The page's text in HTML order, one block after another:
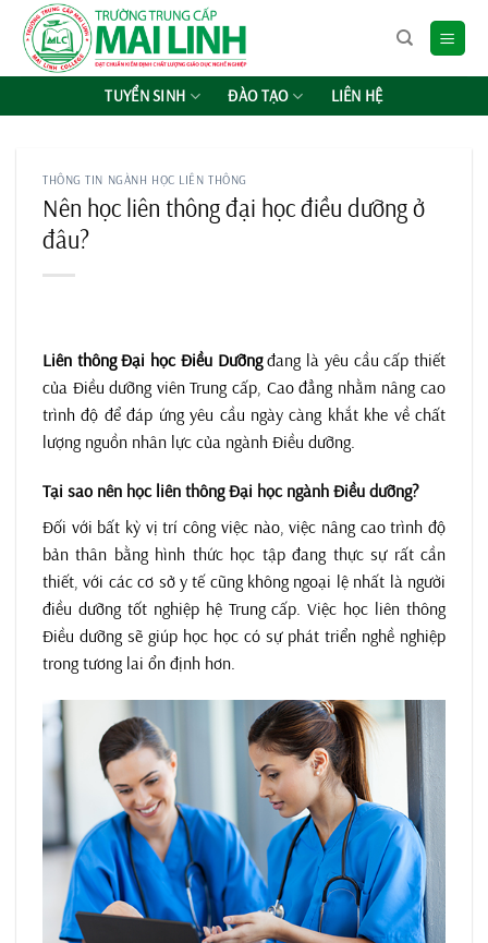
Chuyển
đến
TUYỂN SINH ĐÀO TẠO LIÊN HỆ
THÔNG TIN NGÀNH HỌC LIÊN THÔNG
Nên học liên thông đại học điều dưỡng ở
đâu?
Liên thông Đại học Điều Dưỡngđang là yêu cầu cấp thiết
của Điều dưỡng viên Trung cấp, Cao đẳng nhằm nâng cao
trình độ để đáp ứng yêu cầu ngày càng khắt khe về chất
lượng nguồn nhân lực của ngành Điều dưỡng.
Tại sao nên học liên thông Đại học ngành Điều dưỡng?
Đối với bất kỳ vị trí công việc nào, việc nâng cao trình độ
bản thân bằng hình thức học tập đang thực sự rất cần
thiết, với các cơ sở y tế cũng không ngoại lệ nhất là người
điều dưỡng tốt nghiệp hệ Trung cấp. Việc học liên thông
Điều dưỡng sẽ giúp học học có sự phát triển nghề nghiệp
trong tương lai ổn định hơn.